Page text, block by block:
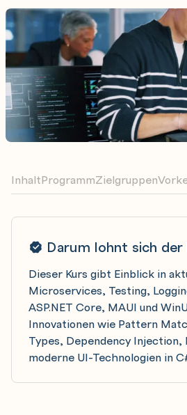
Darum lohnt sich der
Dieser Kurs gibt Einblick in
Microservices, Testing,
ASP.NET Core, MAUI und
Innovationen wie Pattern
Types, Dependency
moderne UI-Technologien in
InhaltProgrammZielgruppen